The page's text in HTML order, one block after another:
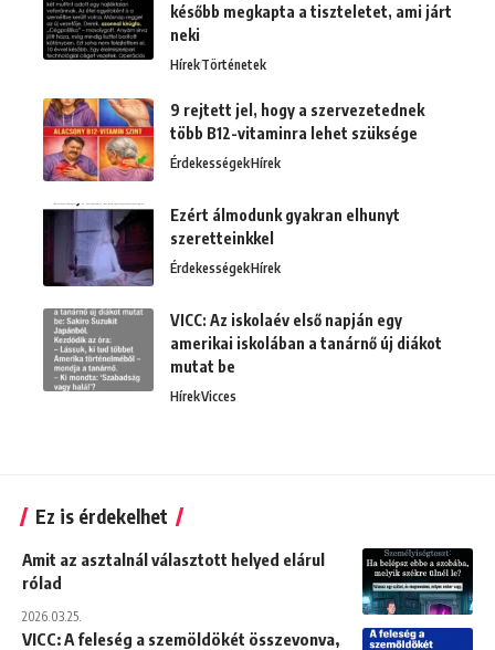
később megkapta a tiszteletet, ami járt
neki
HírekTörténetek
9 rejtett jel, hogy a szervezetednek
több B12-vitaminra lehet szüksége
ÉrdekességekHírek
Ezért álmodunk gyakran elhunyt
szeretteinkkel
ÉrdekességekHírek
VICC: Az iskolaév első napján egy
amerikai iskolában a tanárnő új diákot
mutat be
HírekVicces
Ez is érdekelhet
Amit az asztalnál választott helyed elárul
rólad
2026.03.25.
VICC: A feleség a szemöldökét összevonva,